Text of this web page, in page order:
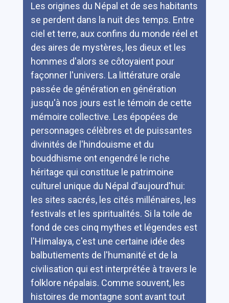
Les origines du Népal et de ses habitants
se perdent dans la nuit des temps. Entre
ciel et terre, aux confins du monde réel et
des aires de mystères, les dieux et les
hommes d'alors se côtoyaient pour
façonner l'univers. La littérature orale
passée de génération en génération
jusqu'à nos jours est le témoin de cette
mémoire collective. Les épopées de
personnages célèbres et de puissantes
divinités de l'hindouisme et du
bouddhisme ont engendré le riche
héritage qui constitue le patrimoine
culturel unique du Népal d'aujourd'hui:
les sites sacrés, les cités millénaires, les
festivals et les spiritualités. Si la toile de
fond de ces cinq mythes et légendes est
l'Himalaya, c'est une certaine idée des
balbutiements de l'humanité et de la
civilisation qui est interprétée à travers le
folklore népalais. Comme souvent, les
histoires de montagne sont avant tout